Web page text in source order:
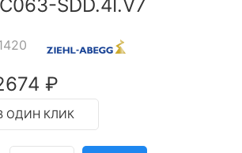
SDD.4I.V7
₽
ОДИН КЛИК